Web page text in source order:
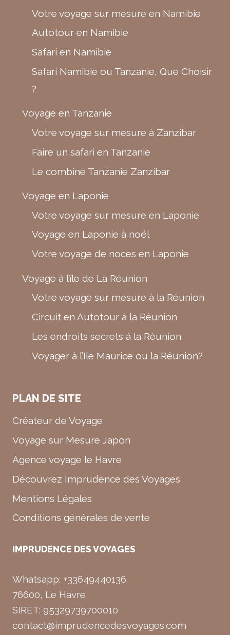
Votre voyage sur mesure en Namibie
Autotour en Namibie
Safari en Namibie
Safari Namibie ou Tanzanie, Que Choisir
?
Voyage en Tanzanie
Votre voyage sur mesure à Zanzibar
Faire un safari en Tanzanie
Le combiné Tanzanie Zanzibar
Voyage en Laponie
Votre voyage sur mesure en Laponie
Voyage en Laponie à noël
Votre voyage de noces en Laponie
Voyage à l’île de La Réunion
Votre voyage sur mesure à la Réunion
Circuit en Autotour à la Réunion
Les endroits secrets à la Réunion
Voyager à l’Ile Maurice ou la Réunion?
PLAN DE SITE
Créateur de Voyage
Voyage sur Mesure Japon
Agence voyage le Havre
Découvrez Imprudence des Voyages
Mentions Légales
Conditions générales de vente
IMPRUDENCE DES VOYAGES
Whatsapp: +33649440136
76600, Le Havre
SIRET: 95329739700010
contact@imprudencedesvoyages.com